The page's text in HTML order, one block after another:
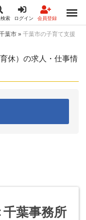
索 ログイン 会員登録
葉市 » 千葉市の子育て支援
休）の求人・仕事情
葉事務所